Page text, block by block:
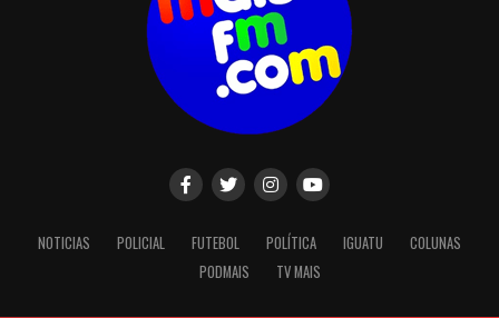
NOTICIAS POLICIAL FUTEBOL POLÍTICA IGUATU
COLUNAS
PODMAIS
TV MAIS